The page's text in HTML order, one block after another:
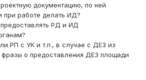
документацию, по ней
при работе делать ИД?
РД и ИД
РП с УК и т.п., в случае с ДЕЗ из
о предоставления ДЕЗ площади